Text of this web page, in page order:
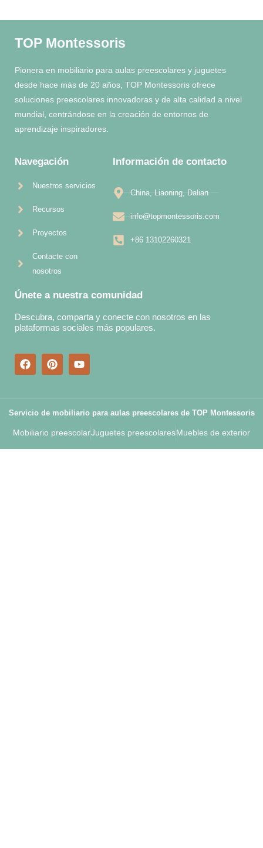
TOP Montessoris
Pionera en mobiliario para aulas preescolares y juguetes
desde hace más de 20 años, TOP Montessoris ofrece
soluciones preescolares innovadoras y de alta calidad a nivel
mundial, centrándose en la creación de entornos de
aprendizaje inspiradores.
Navegación
Nuestros servicios
Recursos
Proyectos
Contacte con
nosotros
Información de contacto
China, Liaoning, Dalian
info@topmontessoris.com
+86 13102260321
Únete a nuestra comunidad
Descubra, comparta y conecte con nosotros en las
plataformas sociales más populares.
Servicio de mobiliario para aulas preescolares de TOP Montessoris
Mobiliario preescolarJuguetes preescolaresMuebles de exterior